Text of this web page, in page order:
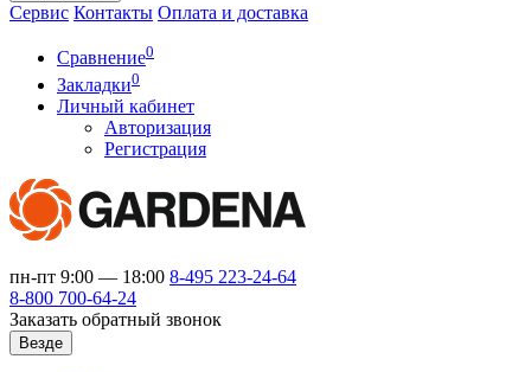
Сервис Контакты Оплата и доставка
Сравнение0
Закладки0
Личный кабинет
Авторизация
Регистрация
пн-пт 9:00 — 18:00 8-495 223-24-64
8-800 700-64-24
Заказать обратный звонок
Везде